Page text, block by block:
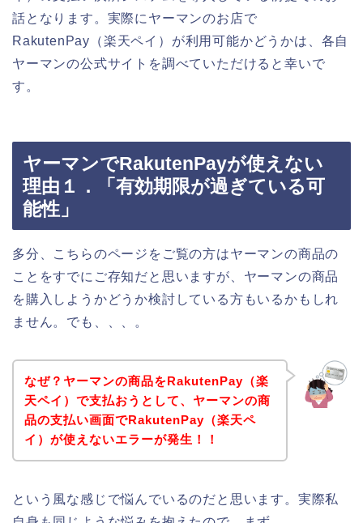
話となります。実際にヤーマンのお店で
RakutenPay（楽天ペイ）が利用可能かどうかは、各自
ヤーマンの公式サイトを調べていただけると幸いで
す。
ヤーマンでRakutenPayが使えない
理由１．「有効期限が過ぎている可
能性」
多分、こちらのページをご覧の方はヤーマンの商品の
ことをすでにご存知だと思いますが、ヤーマンの商品
を購入しようかどうか検討している方もいるかもしれ
ません。でも、、、。
なぜ？ヤーマンの商品をRakutenPay（楽
天ペイ）で支払おうとして、ヤーマンの商
品の支払い画面でRakutenPay（楽天ペ
イ）が使えないエラーが発生！！
という風な感じで悩んでいるのだと思います。実際私